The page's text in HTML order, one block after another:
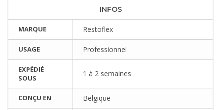
INFOS
MARQUE Restoflex
USAGE Professionnel
EXPÉDIÉ
SOUS
1 à 2 semaines
CONÇU EN Belgique